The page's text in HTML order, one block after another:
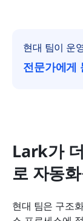
현대 팀이 운
전문가에게
Lark가
로 자동
현대 팀은 구조